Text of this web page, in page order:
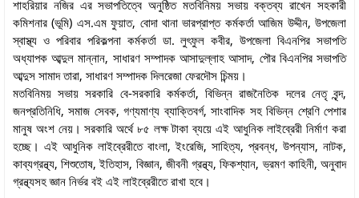
শাহরিয়ার নজির এর সভাপতিত্বে অনুষ্ঠিত মতবিনিময় সভায় বক্তব্য রাখেন সহকারী
কমিশনার (ভূমি) এস.এম ফুয়াত, বোদা থানা ভারপ্রাপ্ত কর্মকর্তা আজিম উদ্দীন, উপজেলা
স্বাস্থ্য ও পরিবার পরিকল্পনা কর্মকর্তা ডা. লুৎফুল কবীর, উপজেলা বিএনপির সভাপতি
অধ্যাপক আব্দুল মান্নান, সাধারণ সম্পাদক আসাদুল্লাহ আসাদ, পৌর বিএনপির সভাপতি
আব্দুস সামাদ তারা, সাধারণ সম্পাদক দিলরেজা ফেরদৌস চিন্ময়।
মতবিনিময় সভায় সরকারি বে-সরকারি কর্মকর্তা, বিভিন্ন রাজনৈতিক দলের নেতৃ বৃন্দ,
জনপ্রতিনিধি, সমাজ সেবক, গণ্যমাণ্য ব্যাক্তিবর্গ, সাংবাদিক সহ বিভিন্ন শ্রেণি পেশার
মানুষ অংশ নেয়। সরকারি অর্থে ৮৫ লক্ষ টাকা ব্যয়ে এই আধুনিক লাইব্রেরী নির্মাণ করা
হচ্ছে। এই আধুনিক লাইব্রেরীতে বাংলা, ইংরেজি, সাহিত্য, প্রবন্ধ, উপন্যাস, নাটক,
কাব্যগ্রন্থ্য, শিশুতোষ, ইতিহাস, বিজ্ঞান, জীবনী গ্রন্থ্য, ফিকশ্যান, ভ্রমণ কাহিনী, অনুবাদ
গ্রন্থ্যসহ জ্ঞান নির্ভর বই এই লাইব্রেরীতে রাখা হবে।